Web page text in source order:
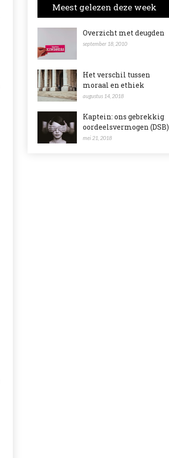
Meest gelezen deze week
Overzicht met deugden
september 18, 2010
Het verschil tussen
moraal en ethiek
augustus 14, 2018
Kaptein: ons gebrekkig
oordeelsvermogen (DSB)
mei 21, 2018